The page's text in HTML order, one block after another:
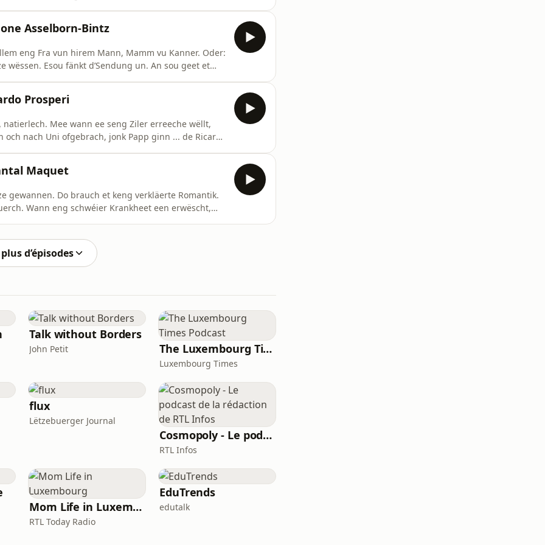
Asselborn-Bintz
eng Fra vun hirem Mann, Mamm vu Kanner. Oder:
Esou fänkt d’Sendung un. An sou geet et
Prosperi
Mee wann ee seng Ziler erreeche wëllt,
nach Uni ofgebrach, jonk Papp ginn ... de Ricardo
Maquet
gewannen. Do brauch et keng verkläerte Romantik.
Wann eng schwéier Krankheet een erwëscht,
d’épisodes
Talk without Borders
John Petit The Luxembourg Times Podcast
Luxembourg Times
flux
Lëtzebuerger Journal
Cosmopoly - Le podcast de la rédaction de RTL Infos
RTL Infos
Mom Life in Luxembourg
RTL Today Radio
EduTrends
edutalk